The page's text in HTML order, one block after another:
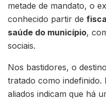
metade de mandato, o
conhecido partir de
saúde do município,
sociais.
Nos bastidores, o
tratado como indefinido.
aliados indicam que há